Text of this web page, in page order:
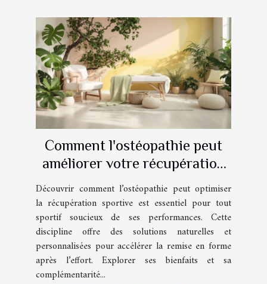
Comment l'ostéopathie peut
améliorer votre récupération
sportive ?
Découvrir comment l’ostéopathie peut optimiser
la récupération sportive est essentiel pour tout
sportif soucieux de ses performances. Cette
discipline offre des solutions naturelles et
personnalisées pour accélérer la remise en forme
après l’effort. Explorer ses bienfaits et sa
complémentarité...